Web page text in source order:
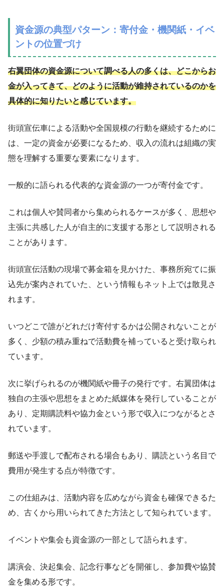
資金源の典型パターン：寄付金・機関紙・イベ
ントの位置づけ
右翼団体の資金源について調べる人の多くは、どこからお
金が入ってきて、どのように活動が維持されているのかを
具体的に知りたいと感じています。
街頭宣伝車による活動や全国規模の行動を継続するために
は、一定の資金が必要になるため、収入の流れは組織の実
態を理解する重要な要素になります。
一般的に語られる代表的な資金源の一つが寄付金です。
これは個人や賛同者から集められるケースが多く、思想や
主張に共感した人が自主的に支援する形として説明される
ことがあります。
街頭宣伝活動の現場で募金箱を見かけた、事務所宛てに振
込先が案内されていた、という情報もネット上では散見さ
れます。
いつどこで誰がどれだけ寄付するかは公開されないことが
多く、少額の積み重ねで活動費を補っていると受け取られ
ています。
次に挙げられるのが機関紙や冊子の発行です。右翼団体は
独自の主張や思想をまとめた紙媒体を発行していることが
あり、定期購読料や協力金という形で収入につながるとさ
れています。
郵送や手渡しで配布される場合もあり、購読という名目で
費用が発生する点が特徴です。
この仕組みは、活動内容を広めながら資金も確保できるた
め、古くから用いられてきた方法として知られています。
イベントや集会も資金源の一部として語られます。
講演会、決起集会、記念行事などを開催し、参加費や協賛
金を集める形です。